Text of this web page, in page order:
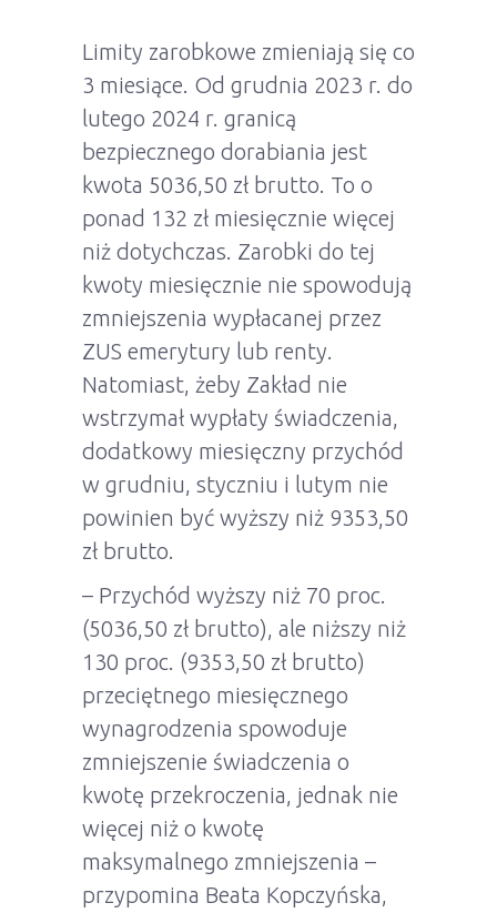
Limity zarobkowe zmieniają się co
3 miesiące. Od grudnia 2023 r. do
lutego 2024 r. granicą
bezpiecznego dorabiania jest
kwota 5036,50 zł brutto. To o
ponad 132 zł miesięcznie więcej
niż dotychczas. Zarobki do tej
kwoty miesięcznie nie spowodują
zmniejszenia wypłacanej przez
ZUS emerytury lub renty.
Natomiast, żeby Zakład nie
wstrzymał wypłaty świadczenia,
dodatkowy miesięczny przychód
w grudniu, styczniu i lutym nie
powinien być wyższy niż 9353,50
zł brutto.
– Przychód wyższy niż 70 proc.
(5036,50 zł brutto), ale niższy niż
130 proc. (9353,50 zł brutto)
przeciętnego miesięcznego
wynagrodzenia spowoduje
zmniejszenie świadczenia o
kwotę przekroczenia, jednak nie
więcej niż o kwotę
maksymalnego zmniejszenia –
przypomina Beata Kopczyńska,